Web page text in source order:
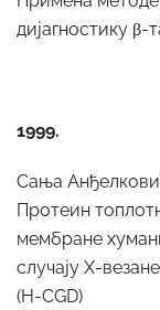
дијагностику β-
1999.
Сања
Протеин
мембране
случају X-
(H-CGD)